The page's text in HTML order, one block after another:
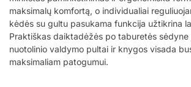
maksimalų komfortą, o individualiai
kėdės su gultu pasukama funkcija užtikrina
Praktiškas daiktadėžės po taburetės sėdyne
nuotolinio valdymo pultai ir knygos visada
maksimaliam patogumui.